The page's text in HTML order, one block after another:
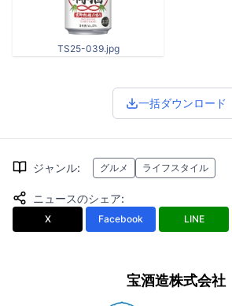
TS25-039.jpg
一括ダウンロード
ジャンル: グルメ ライフスタイル
ニュースのシェア:
X Facebook LINE
宝酒造株式会社